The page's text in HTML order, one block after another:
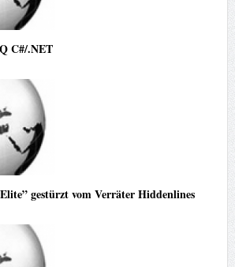
C#/.NET
gestürzt vom Verräter Hiddenlines